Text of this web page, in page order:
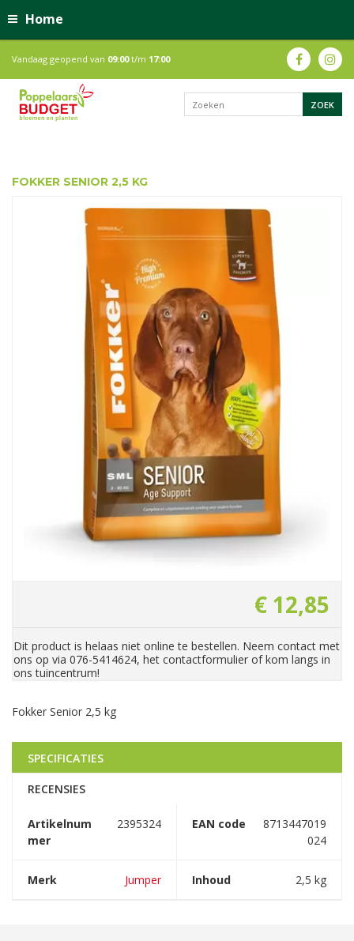
Home
Vandaag geopend van 09:00t/m 17:00
FOKKER SENIOR 2,5 KG
€ 12,85
Dit product is helaas niet online te bestellen. Neem contact met
ons op via 076-5414624, het contactformulier of kom langs in
ons tuincentrum!
Fokker Senior 2,5 kg
SPECIFICATIES
RECENSIES
Artikelnum
mer
2395324 EAN code
8713447019
024
Merk Jumper Inhoud 2,5 kg